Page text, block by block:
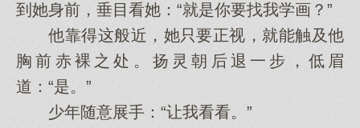
到她身前，垂目看她：“就是你要找我学画？”
他靠得这般近，她只要正视，就能触及他
胸前赤裸之处。扬灵朝后退一步，低眉
道：“是。”
少年随意展手：“让我看看。”